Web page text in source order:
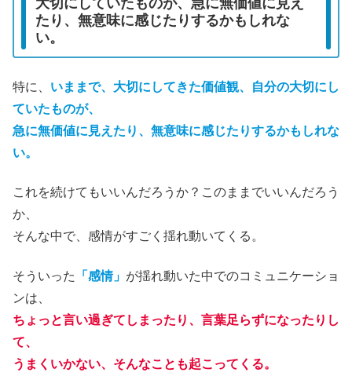
たり、無意味に感じたりするかもしれな
い。
特に、 いままで、大切にしてきた価値観、自分の大切にし
ていたものが、
急に無価値に見えたり、無意味に感じたりするかもしれな
い。
これを続けてもいいんだろうか？このままでいいんだろう
か、
そんな中で、感情がすごく揺れ動いてくる。
そういった 「感情」 が揺れ動いた中でのコミュニケーショ
ンは、
ちょっと言い過ぎてしまったり、言葉足らずになったりし
て、
うまくいかない、そんなことも起こってくる。